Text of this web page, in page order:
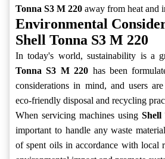
Tonna S3 M 220 away from heat and
Environmental
Shell Tonna S3 M 220
In today's world, sustainability is a
Tonna S3 M 220 has been
considerations in mind, and users
eco-friendly disposal and recycling
When servicing machines using Shell
important to handle any waste
of spent oils in accordance with local